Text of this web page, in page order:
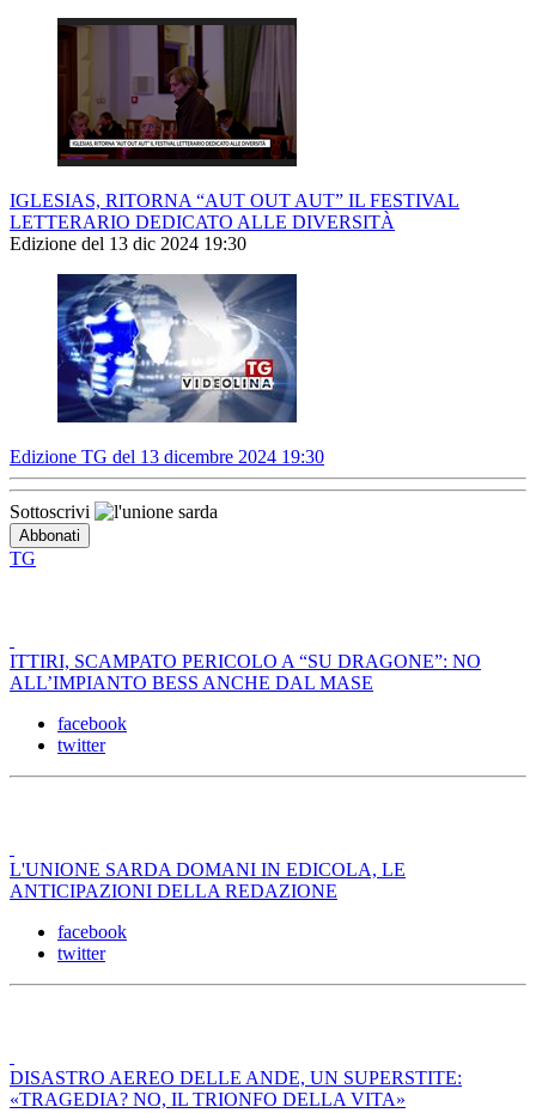
IGLESIAS, RITORNA “AUT OUT AUT” IL FESTIVAL
LETTERARIO DEDICATO ALLE DIVERSITÀ
Edizione del 13 dic 2024 19:30
Edizione TG del 13 dicembre 2024 19:30
Sottoscrivi
TG
ITTIRI, SCAMPATO PERICOLO A “SU DRAGONE”: NO
ALL’IMPIANTO BESS ANCHE DAL MASE
facebook
twitter
L'UNIONE SARDA DOMANI IN EDICOLA, LE
ANTICIPAZIONI DELLA REDAZIONE
facebook
twitter
DISASTRO AEREO DELLE ANDE, UN SUPERSTITE:
«TRAGEDIA? NO, IL TRIONFO DELLA VITA»